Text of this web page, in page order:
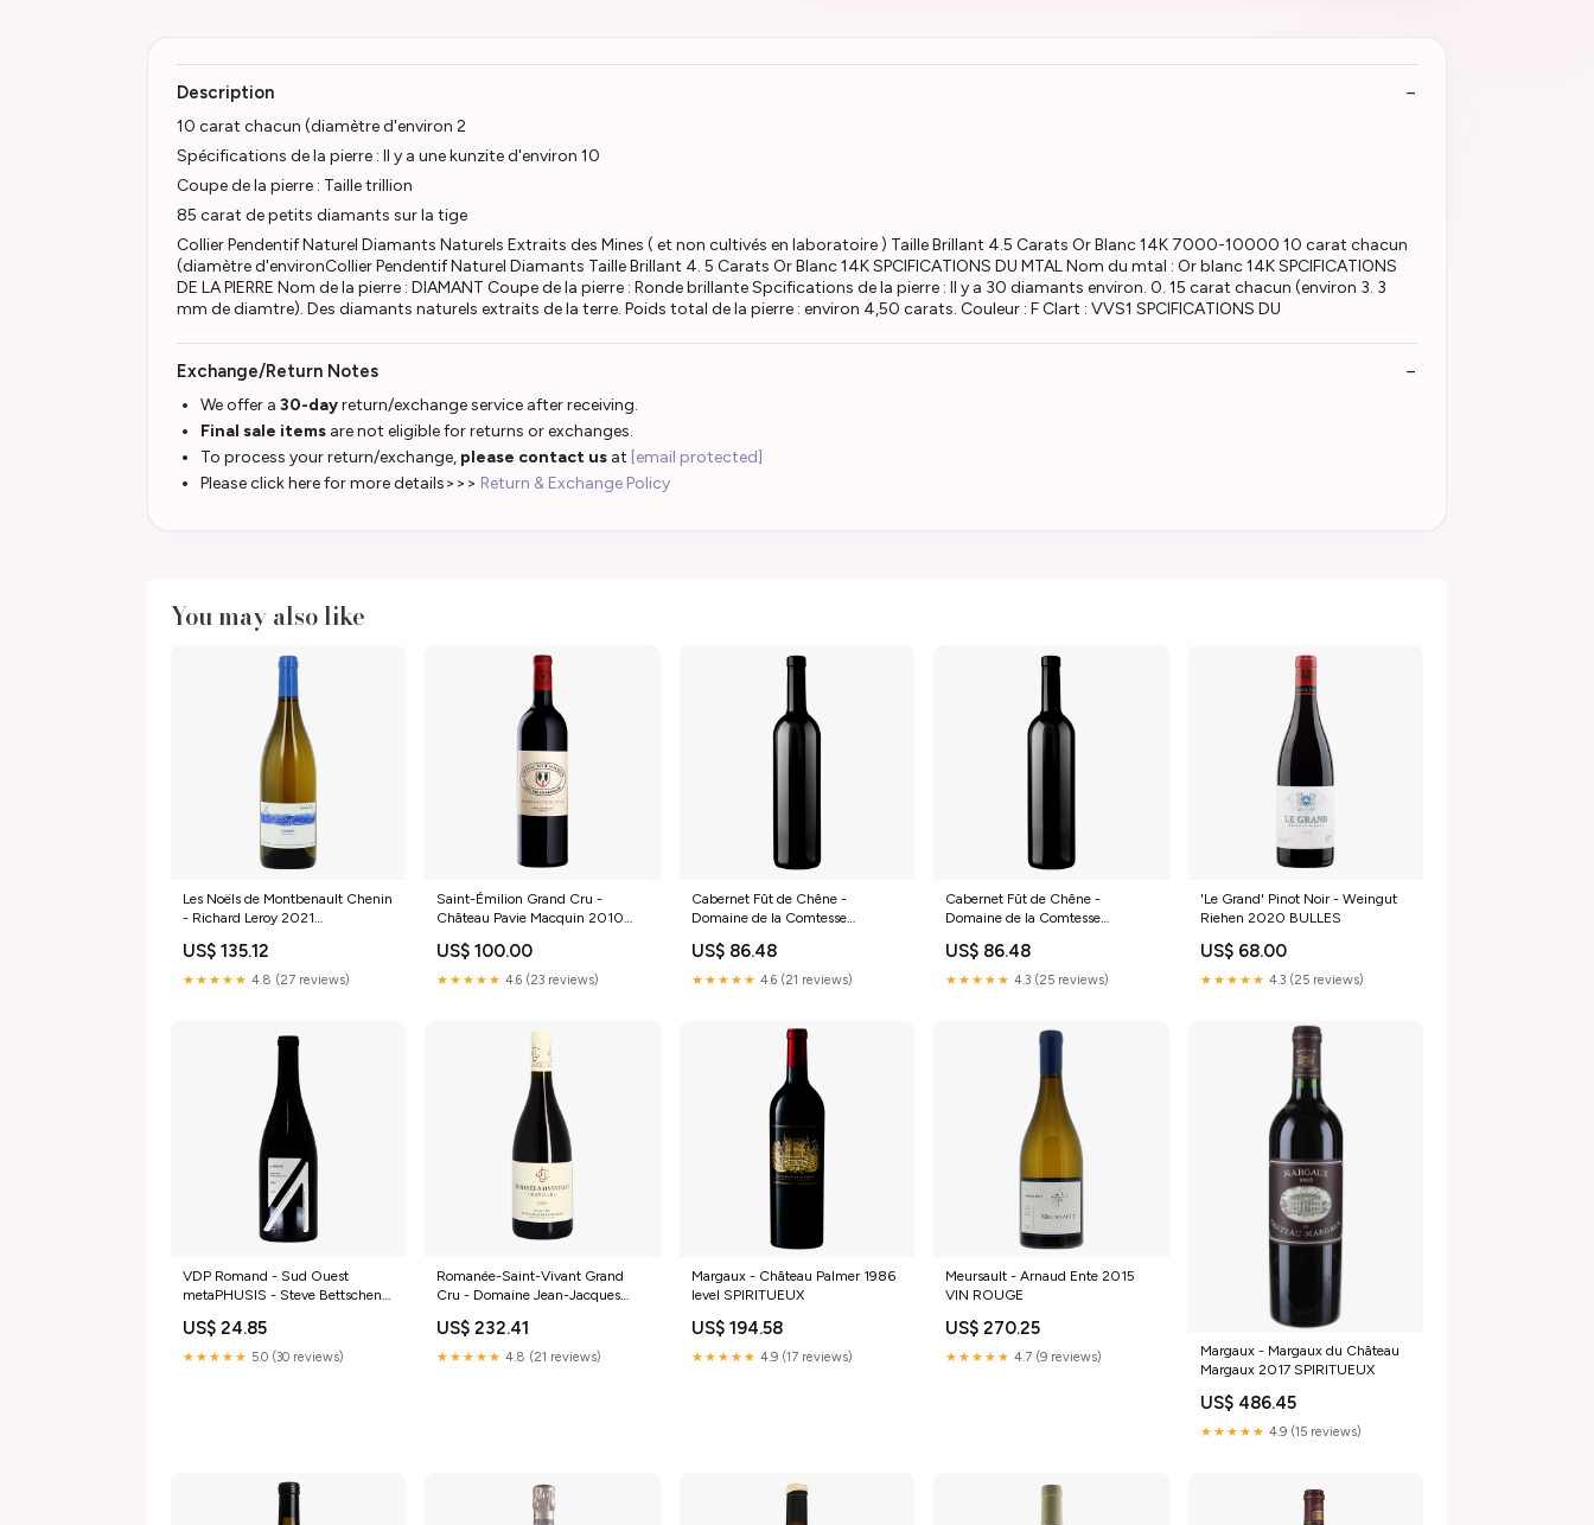
Description
10 carat chacun (diamètre d'environ 2
Spécifications de la pierre : Il y a une kunzite d'environ 10
Coupe de la pierre : Taille trillion
85 carat de petits diamants sur la tige
Collier Pendentif Naturel Diamants Naturels Extraits des Mines ( et non cultivés en laboratoire ) Taille Brillant 4.5 Carats Or Blanc 14K 7000-10000 10 carat chacun
(diamètre d'environCollier Pendentif Naturel Diamants Taille Brillant 4. 5 Carats Or Blanc 14K SPCIFICATIONS DU MTAL Nom du mtal : Or blanc 14K SPCIFICATIONS
DE LA PIERRE Nom de la pierre : DIAMANT Coupe de la pierre : Ronde brillante Spcifications de la pierre : Il y a 30 diamants environ. 0. 15 carat chacun (environ 3. 3
mm de diamtre). Des diamants naturels extraits de la terre. Poids total de la pierre : environ 4,50 carats. Couleur : F Clart : VVS1 SPCIFICATIONS DU
Exchange/Return Notes
We offer a 30-dayreturn/exchange service after receiving.
Final sale items are not eligible for returns or exchanges.
To process your return/exchange, please contact us at [email protected]
Please click here for more details>>> Return & Exchange Policy
You may also like
Les Noëls de Montbenault Chenin
- Richard Leroy 2021
US$ 135.12
★★★★★ 4.8 (27 reviews)
Saint-Émilion Grand Cru -
Château Pavie Macquin 2010
US$ 100.00
★★★★★ 4.6 (23 reviews)
Cabernet Fût de Chêne -
Domaine de la Comtesse
US$ 86.48
★★★★★ 4.6 (21 reviews)
Cabernet Fût de Chêne -
Domaine de la Comtesse
US$ 86.48
★★★★★ 4.3 (25 reviews)
'Le Grand' Pinot Noir - Weingut
Riehen 2020 BULLES
US$ 68.00
★★★★★ 4.3 (25 reviews)
VDP Romand - Sud Ouest
metaPHUSIS - Steve Bettschen
US$ 24.85
★★★★★ 5.0 (30 reviews)
Romanée-Saint-Vivant Grand
Cru - Domaine Jean-Jacques
US$ 232.41
★★★★★ 4.8 (21 reviews)
Margaux - Château Palmer 1986
level SPIRITUEUX
US$ 194.58
★★★★★ 4.9 (17 reviews)
Meursault - Arnaud Ente 2015
VIN ROUGE
US$ 270.25
★★★★★ 4.7 (9 reviews)
Margaux - Margaux du Château
Margaux 2017 SPIRITUEUX
US$ 486.45
★★★★★ 4.9 (15 reviews)